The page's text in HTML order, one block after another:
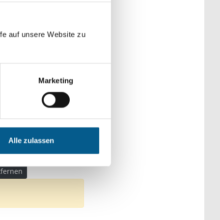
auf unsere Website zu
Marketing
Alle zulassen
Kategorien
& Familie
Senioren & Pflege
& Demokratie